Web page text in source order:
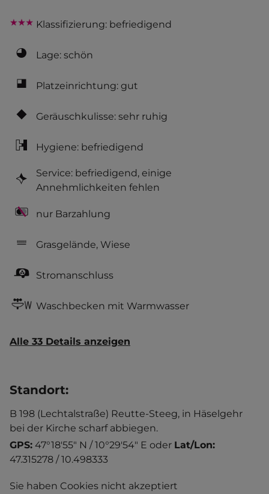
Klassifizierung: befriedigend
Lage: schön
Platzeinrichtung: gut
Geräuschkulisse: sehr ruhig
Hygiene: befriedigend
Service: befriedigend, einige
Annehmlichkeiten fehlen
nur Barzahlung
Grasgelände, Wiese
Stromanschluss
Waschbecken mit Warmwasser
Alle 33 Details anzeigen
Standort:
B 198 (Lechtalstraße) Reutte-Steeg, in Häselgehr
bei der Kirche scharf abbiegen.
GPS: 47°18'55" N / 10°29'54" E oder Lat/Lon:
47.315278 / 10.498333
Sie haben Cookies nicht akzeptiert